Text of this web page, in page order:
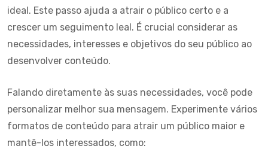
ideal. Este passo ajuda a atrair o público certo e a
crescer um seguimento leal. É crucial considerar as
necessidades, interesses e objetivos do seu público ao
desenvolver conteúdo.
Falando diretamente às suas necessidades, você pode
personalizar melhor sua mensagem. Experimente vários
formatos de conteúdo para atrair um público maior e
mantê-los interessados, como: